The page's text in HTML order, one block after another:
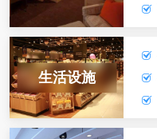
生活设施